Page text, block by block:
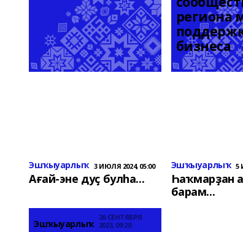
региона
бизнеса
Эшҡыуарлыҡ 3 ИЮЛЯ 2024, 05:00
Ағай-эне дуҫ булһа...
Эшҡыуарлыҡ 5
Һаҡмарҙан
барам...
Эшҡыуарлыҡ
26 СЕНТЯБРЯ
2023, 09:20